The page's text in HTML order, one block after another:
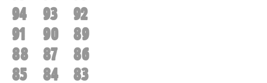
94
93
92
91
90
89
88
87
86
85
84
83